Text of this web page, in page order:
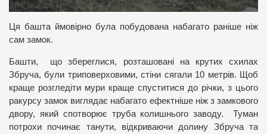
Ця башта ймовірно була побудована набагато раніше ніж
сам замок.
Башти, що збереглися, розташовані на крутих схилах
Збруча, були триповерховими, стіни сягали 10 метрів. Щоб
краще розгледіти мури краще спуститися до річки, з цього
ракурсу замок виглядає набагато ефектніше ніж з замкового
двору, який спотворює труба колишнього заводу. Туман
потрохи починає танути, відкриваючи долину Збруча та